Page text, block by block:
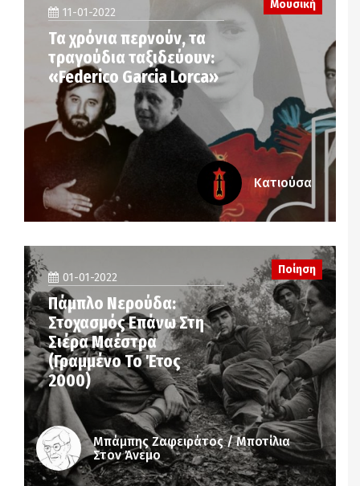
11-01-2022
Τα χρόνια περνούν, τα
τραγούδια ταξιδεύουν:
«Federico Garcia Lorca»
Μουσική
Κατιούσα
01-01-2022
Πάμπλο Νερούδα:
Στοχασμός Επάνω Στη
Σιέρα Μαέστρα
(Γραμμένο Το Έτος
2000)
Ποίηση
Μπάμπης Ζαφειράτος / Μποτίλια
Στον Άνεμο